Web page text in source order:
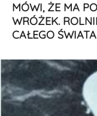
MÓWI, ŻE MA
WRÓŻEK.
CAŁEGO ŚWIATA